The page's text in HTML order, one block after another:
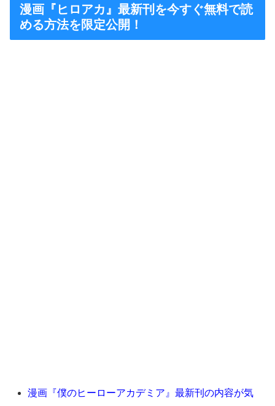
漫画『ヒロアカ』最新刊を今すぐ無料で読
める方法を限定公開！
漫画『僕のヒーローアカデミア』最新刊の内容が気